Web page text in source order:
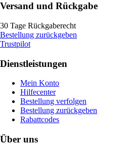
Versand und Rückgabe
30 Tage Rückgaberecht
Bestellung zurückgeben
Trustpilot
Dienstleistungen
Mein Konto
Hilfecenter
Bestellung verfolgen
Bestellung zurückgeben
Rabattcodes
Über uns